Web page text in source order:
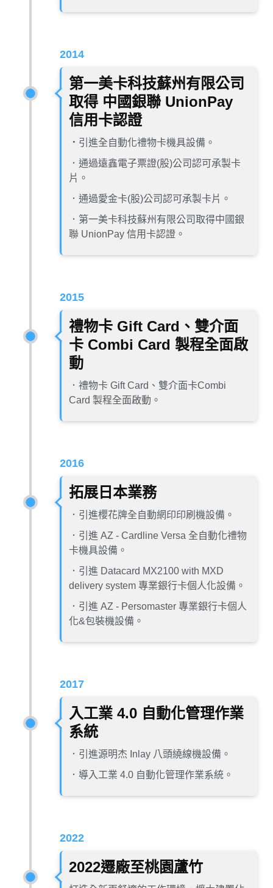
2014
第一美卡科技蘇州有限公司
取得 中國銀聯 UnionPay
信用卡認證
． 引進全自動化禮物卡機具設備。
．通過遠鑫電子票證(股)公司認可承製卡
片。
．通過愛金卡(股)公司認可承製卡片。
．第一美卡科技蘇州有限公司取得中國銀
聯 UnionPay 信用卡認證。
2015
禮物卡 Gift Card、雙介面
卡 Combi Card 製程全面啟
動
．禮物卡 Gift Card、雙介面卡Combi
Card 製程全面啟動。
2016
拓展日本業務
．引進櫻花牌全自動網印印刷機設備。
．引進 AZ - Cardline Versa 全自動化禮物
卡機具設備。
．引進 Datacard MX2100 with MXD
delivery system 專業銀行卡個人化設備。
．引進 AZ - Persomaster 專業銀行卡個人
化&包裝機設備。
2017
入工業 4.0 自動化管理作業
系統
．引進源明杰 Inlay 八頭繞線機設備。
．導入工業 4.0 自動化管理作業系統。
2022
2022遷廠至桃園蘆竹